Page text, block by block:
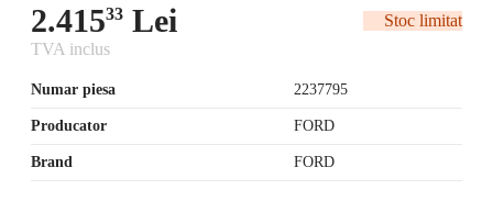
2.41533 Lei
Stoc limitat
TVA inclus
Numar piesa 2237795
Producator FORD
Brand FORD